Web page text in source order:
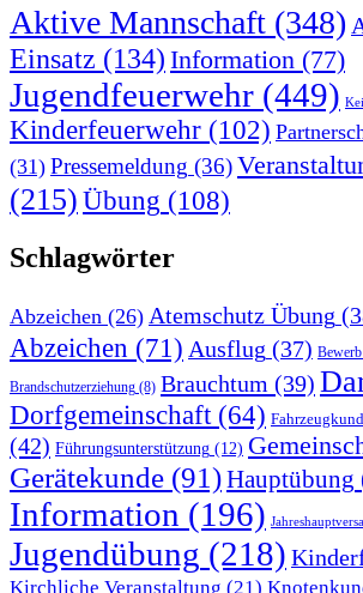
Aktive Mannschaft (348)
Einsatz (134) Information (77)
Jugendfeuerwehr (449)
Kinderfeuerwehr (102)
(31) Pressemeldung (36)
(215)Übung (108)
Schlagwörter
Abzeichen (26) Atemschutz Übung
Abzeichen (71) Ausflug (37) Bewerb
Brandschutzerziehung (8) Brauchtum (39)
Dorfgemeinschaft (64)
(42) Führungsunterstützung (12)
Gerätekunde (91)Hauptübung
Information (196)
Jugendübung (218)
Kirchliche Veranstaltung (21)